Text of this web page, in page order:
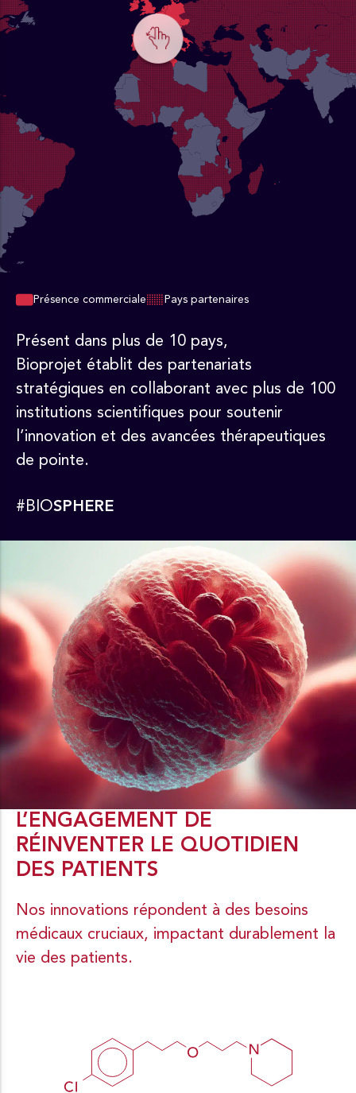
Présence commerciale Pays partenaires
Présent dans plus de 10 pays,
Bioprojet établit des partenariats
stratégiques en collaborant avec plus de 100
institutions scientifiques pour soutenir
l’innovation et des avancées thérapeutiques
de pointe.
#BIOSPHERE
L’ENGAGEMENT DE
RÉINVENTER LE QUOTIDIEN
DES PATIENTS
Nos innovations répondent à des besoins
médicaux cruciaux, impactant durablement la
vie des patients.